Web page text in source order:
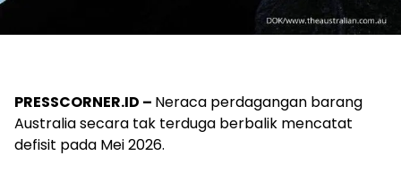
PRESSCORNER.ID – Neraca perdagangan barang
Australia secara tak terduga berbalik mencatat
defisit pada Mei 2026.